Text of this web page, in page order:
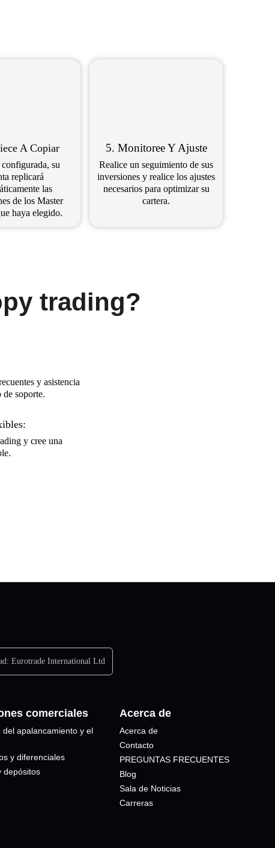
A Copiar
su
replicará
las
de los Master
haya elegido.
5. Monitoree Y Ajuste
Realice un seguimiento de sus
inversiones y realice los ajustes
necesarios para optimizar su
cartera.
trading?
y asistencia
de soporte.
y cree una
Eurotrade International Ltd
comerciales
del apalancamiento y el
y diferenciales
depósitos
Acerca de
Acerca de
Contacto
PREGUNTAS FRECUENTES
Blog
Sala de Noticias
Carreras